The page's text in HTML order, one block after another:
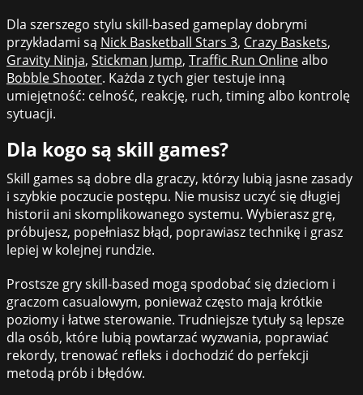
Dla szerszego stylu skill-based gameplay dobrymi
przykładami są Nick Basketball Stars 3, Crazy Baskets,
Gravity Ninja, Stickman Jump, Traffic Run Onlinealbo
Bobble Shooter. Każda z tych gier testuje inną
umiejętność: celność, reakcję, ruch, timing albo kontrolę
sytuacji.
Dla kogo są skill games?
Skill games są dobre dla graczy, którzy lubią jasne zasady
i szybkie poczucie postępu. Nie musisz uczyć się długiej
historii ani skomplikowanego systemu. Wybierasz grę,
próbujesz, popełniasz błąd, poprawiasz technikę i grasz
lepiej w kolejnej rundzie.
Prostsze gry skill-based mogą spodobać się dzieciom i
graczom casualowym, ponieważ często mają krótkie
poziomy i łatwe sterowanie. Trudniejsze tytuły są lepsze
dla osób, które lubią powtarzać wyzwania, poprawiać
rekordy, trenować refleks i dochodzić do perfekcji
metodą prób i błędów.